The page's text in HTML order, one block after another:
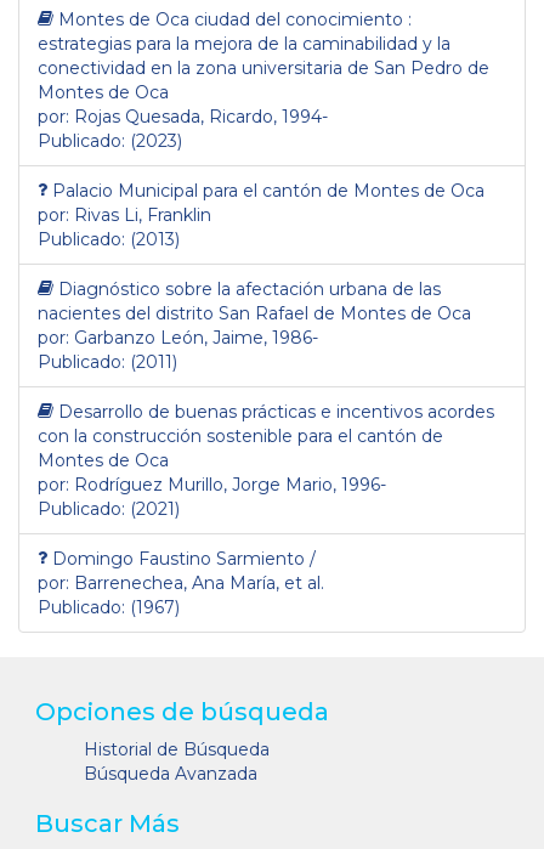
Montes de Oca ciudad del conocimiento :
estrategias para la mejora de la caminabilidad y la
conectividad en la zona universitaria de San Pedro de
Montes de Oca
por: Rojas Quesada, Ricardo, 1994-
Publicado: (2023)
Palacio Municipal para el cantón de Montes de Oca
por: Rivas Li, Franklin
Publicado: (2013)
Diagnóstico sobre la afectación urbana de las
nacientes del distrito San Rafael de Montes de Oca
por: Garbanzo León, Jaime, 1986-
Publicado: (2011)
Desarrollo de buenas prácticas e incentivos acordes
con la construcción sostenible para el cantón de
Montes de Oca
por: Rodríguez Murillo, Jorge Mario, 1996-
Publicado: (2021)
Domingo Faustino Sarmiento /
por: Barrenechea, Ana María, et al.
Publicado: (1967)
Opciones de búsqueda
Historial de Búsqueda
Búsqueda Avanzada
Buscar Más